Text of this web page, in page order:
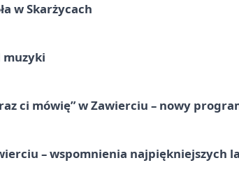
w Skarżycach
muzyki
ci mówię” w Zawierciu – nowy
– wspomnienia najpiękniejszych